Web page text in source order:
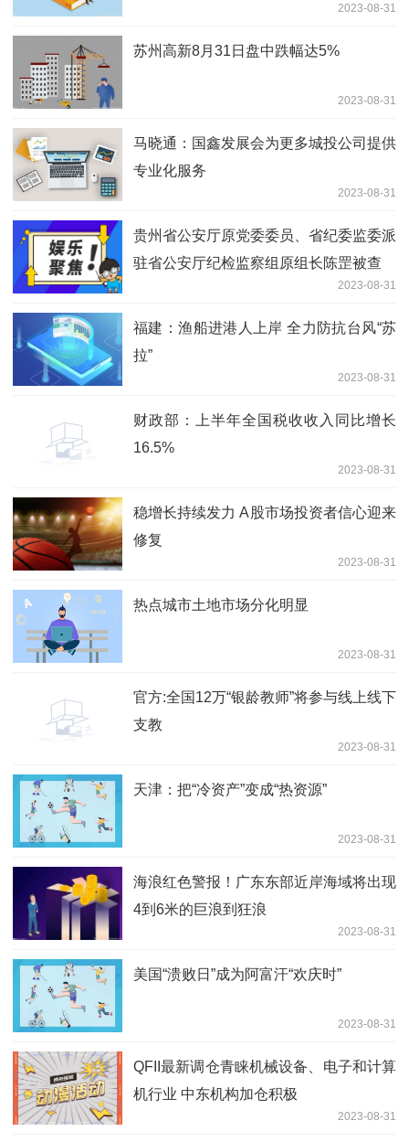
2023-08-31
苏州高新8月31日盘中跌幅达5%
2023-08-31
马晓通：国鑫发展会为更多城投公司提供
专业化服务
2023-08-31
贵州省公安厅原党委委员、省纪委监委派
驻省公安厅纪检监察组原组长陈罡被查
2023-08-31
福建：渔船进港人上岸 全力防抗台风“苏
拉”
2023-08-31
财政部：上半年全国税收收入同比增长
16.5%
2023-08-31
稳增长持续发力 A股市场投资者信心迎来
修复
2023-08-31
热点城市土地市场分化明显
2023-08-31
官方:全国12万“银龄教师”将参与线上线下
支教
2023-08-31
天津：把“冷资产”变成“热资源”
2023-08-31
海浪红色警报！广东东部近岸海域将出现
4到6米的巨浪到狂浪
2023-08-31
美国“溃败日”成为阿富汗“欢庆时”
2023-08-31
QFII最新调仓青睐机械设备、电子和计算
机行业 中东机构加仓积极
2023-08-31